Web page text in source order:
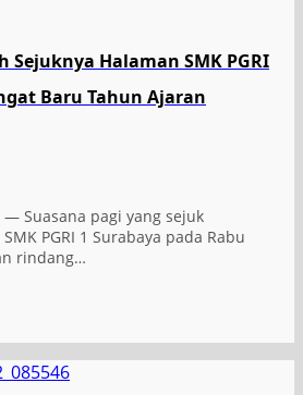
Sejuknya Halaman SMK PGRI
Baru Tahun Ajaran
— Suasana pagi yang sejuk
PGRI 1 Surabaya pada Rabu
rindang…